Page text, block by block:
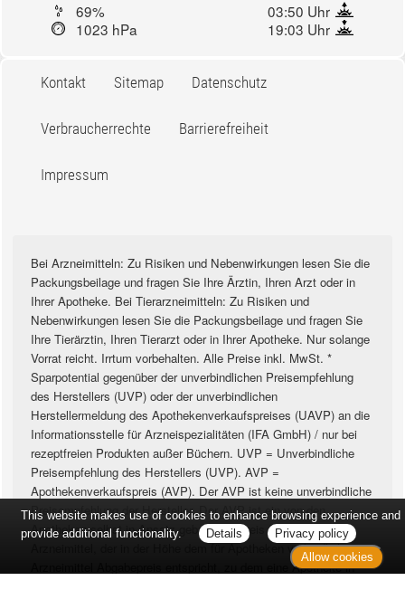
69%
03:50 Uhr
1023 hPa
19:03 Uhr
Kontakt Sitemap Datenschutz
Verbraucherrechte Barrierefreiheit
Impressum
Bei Arzneimitteln: Zu Risiken und Nebenwirkungen lesen Sie die
Packungsbeilage und fragen Sie Ihre Ärztin, Ihren Arzt oder in
Ihrer Apotheke. Bei Tierarzneimitteln: Zu Risiken und
Nebenwirkungen lesen Sie die Packungsbeilage und fragen Sie
Ihre Tierärztin, Ihren Tierarzt oder in Ihrer Apotheke. Nur solange
Vorrat reicht. Irrtum vorbehalten. Alle Preise inkl. MwSt. *
Sparpotential gegenüber der unverbindlichen Preisempfehlung
des Herstellers (UVP) oder der unverbindlichen
Herstellermeldung des Apothekenverkaufspreises (UAVP) an die
Informationsstelle für Arzneispezialitäten (IFA GmbH) / nur bei
rezeptfreien Produkten außer Büchern. UVP = Unverbindliche
Preisempfehlung des Herstellers (UVP). AVP =
Apothekenverkaufspreis (AVP). Der AVP ist keine unverbindliche
Preisempfehlung der Hersteller. Der AVP ist ein von den
Apotheken selbst in Ansatz gebrachter Preis für rezeptfreie
Arzneimittel, der in der Höhe dem für Apotheken verbindlichen
Arzneimittel Abgabepreis entspricht, zu dem eine Apotheke in
This website makes use of cookies to enhance browsing experience and
provide additional functionality.
Details
Privacy policy
Allow cookies